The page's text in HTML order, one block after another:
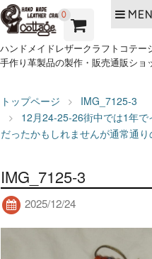
0
ハンドメイドレザークラフトコテ
手作り革製品の製作・販売通販ショ
トップページ
IMG_7125-3
12月24-25-26街中では1年
だったかもしれませんが通常通
IMG_7125-3
2025/12/24